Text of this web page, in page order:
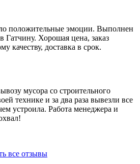
положительные эмоции. Выполнен
Гатчину. Хорошая цена, заказ
качеству, доставка в срок.
мусора со строительного
технике и за два раза вывезли все
устроила. Работа менеджера и
все отзывы